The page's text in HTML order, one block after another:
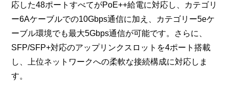
応した48ポートすべてがPoE++給電に対応し、カテゴリ
ー6Aケーブルでの10Gbps通信に加え、カテゴリー5eケ
ーブル環境でも最大5Gbps通信が可能です。さらに、
SFP/SFP+対応のアップリンクスロットを4ポート搭載
し、上位ネットワークへの柔軟な接続構成に対応しま
す。